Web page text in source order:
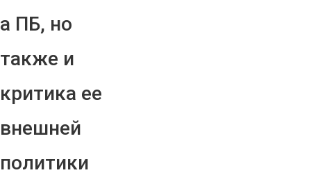
а ПБ, но
также и
критика ее
внешней
политики